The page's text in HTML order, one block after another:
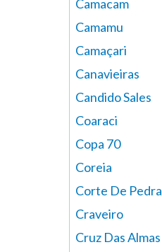
Camacam
Camamu
Camaçari
Canavieiras
Candido Sales
Coaraci
Copa 70
Coreia
Corte De Pedra
Craveiro
Cruz Das Almas